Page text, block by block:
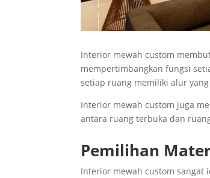
Interior mewah custom
mempertimbangkan fungsi
setiap ruang memiliki alur
Interior mewah custom juga
antara ruang terbuka dan
Pemilihan
Interior mewah custom